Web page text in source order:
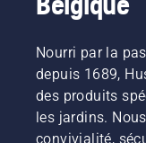
Nourri par la
depuis 1689,
des produits
les jardins.
convivialité,